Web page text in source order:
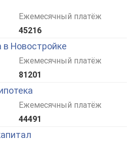
Ежемесячный платёж
45216
Новостройке
Ежемесячный платёж
81201
Ежемесячный платёж
44491